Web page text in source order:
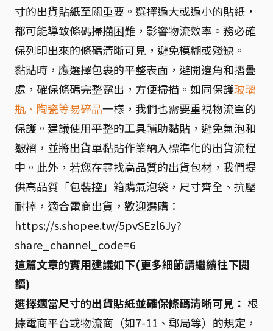
寸的出貨貼紙至關重要。選擇過大或過小的貼紙，
都可能導致條碼掃描困難，影響物流效率。務必確
保列印出來的條碼清晰可見，避免模糊或殘缺。
黏貼時，應選擇包裹的平整表面，避開邊角和摺疊
處，確保條碼完整露出，方便掃描。如同保護玻璃
瓶、陶瓷等易碎品一樣，我們也需要重視物流單的
保護。建議使用平整的工具輔助黏貼，避免氣泡和
皺褶，並將出貨單黏貼作業納入標準化的出貨流程
中。此外，若您在尋找高品質的出貨包材，我們提
供高品質「包裝控」箱購氣泡袋，尺寸齊全、抗壓
耐摔，適合電商出貨，歡迎選購：
https://s.shopee.tw/5pvSEzl6Jy?
share_channel_code=6
這篇文章的實用建議如下(更多細節請繼續往下閱
讀)
選擇適當尺寸的出貨貼紙並確保條碼清晰可見： 根
據電商平台或物流商（如7-11、郵局等）的規定，